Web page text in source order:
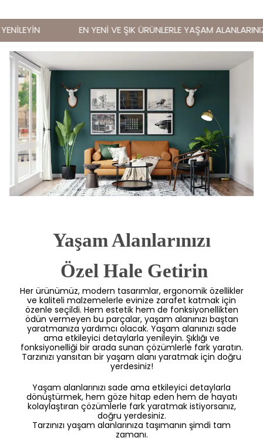
EN YENİ VE ŞIK ÜRÜNLERLE YAŞAM ALANLARINIZI
Yaşam Alanlarınızı
Özel Hale Getirin
Her ürünümüz, modern tasarımlar, ergonomik özellikler
ve kaliteli malzemelerle evinize zarafet katmak için
özenle seçildi. Hem estetik hem de fonksiyonellikten
ödün vermeyen bu parçalar, yaşam alanınızı baştan
yaratmanıza yardımcı olacak. Yaşam alanınızı sade
ama etkileyici detaylarla yenileyin. Şıklığı ve
fonksiyonelliği bir arada sunan çözümlerle fark yaratın.
Tarzınızı yansıtan bir yaşam alanı yaratmak için doğru
yerdesiniz!
Yaşam alanlarınızı sade ama etkileyici detaylarla
dönüştürmek, hem göze hitap eden hem de hayatı
kolaylaştıran çözümlerle fark yaratmak istiyorsanız,
doğru yerdesiniz.
Tarzınızı yaşam alanlarınıza taşımanın şimdi tam
zamanı.